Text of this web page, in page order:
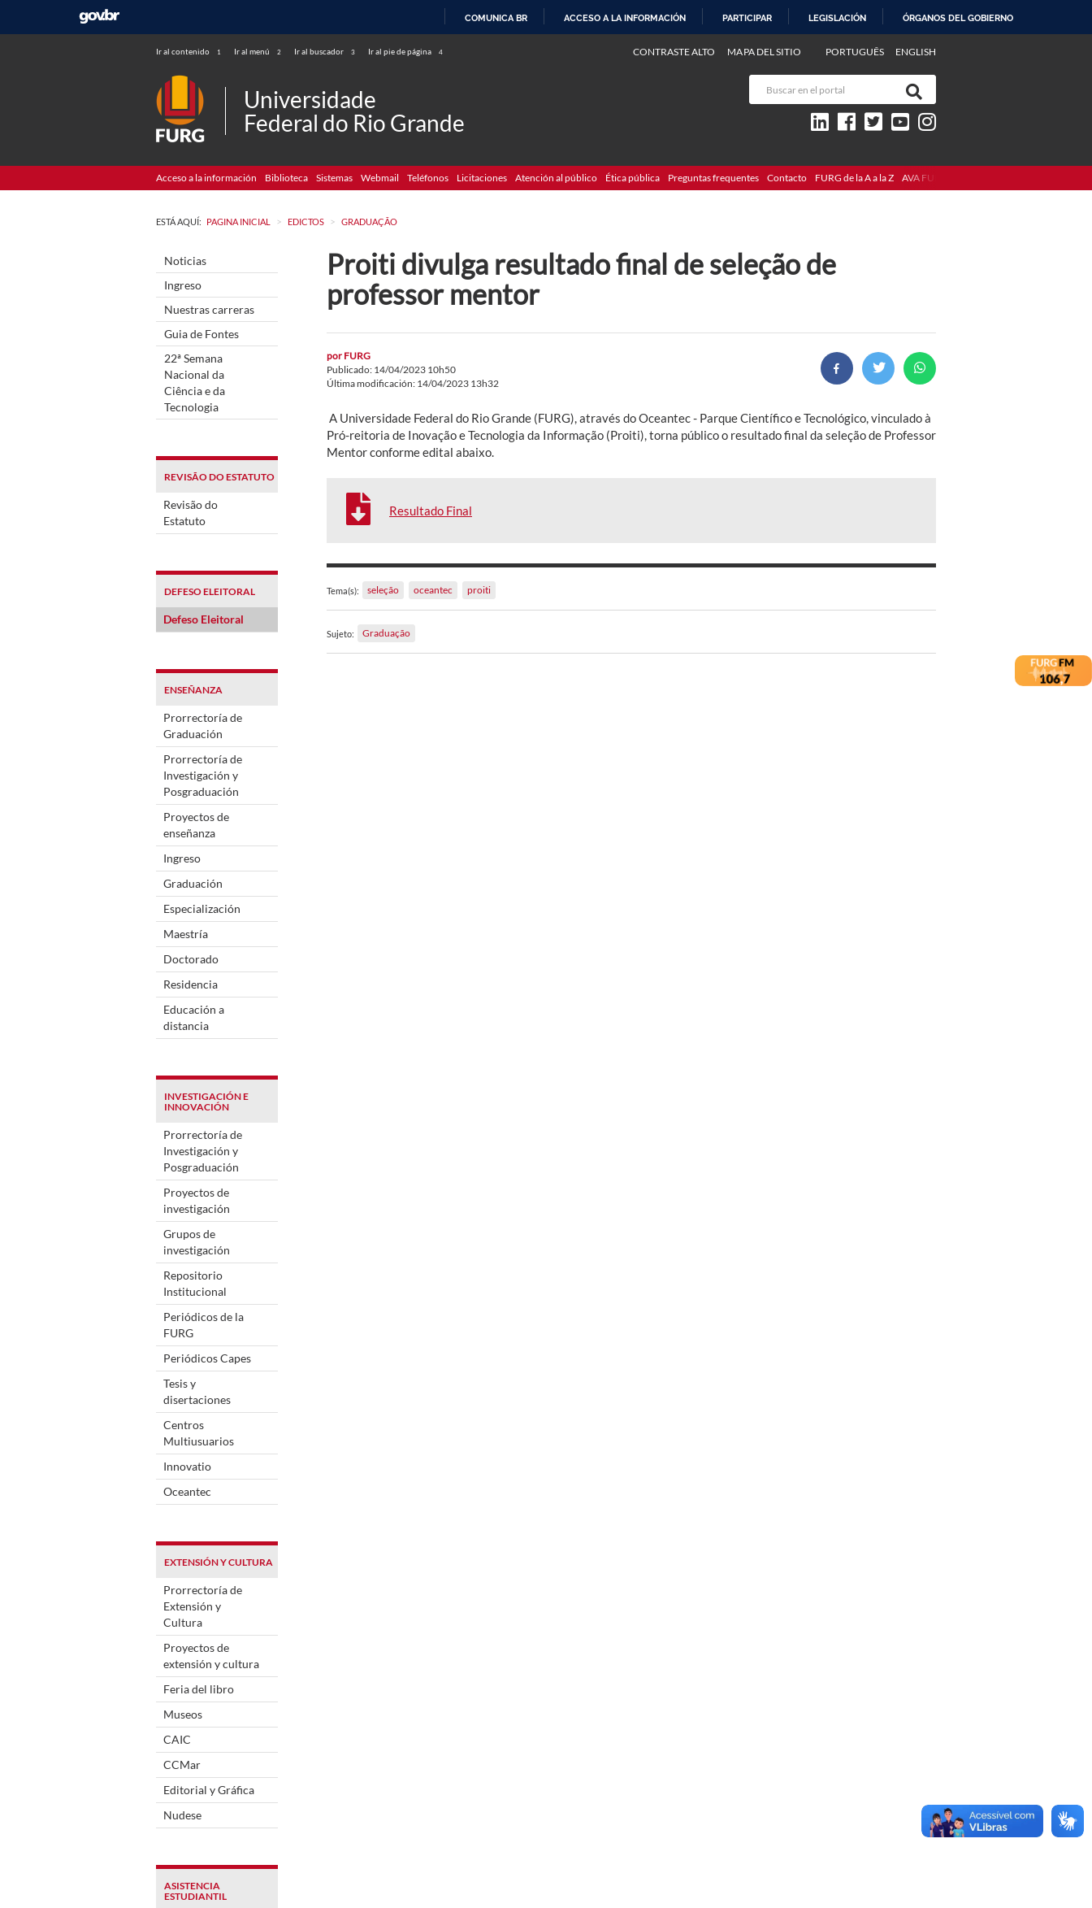
COMUNICA BR ACCESO A LA INFORMACIÓN PARTICIPAR LEGISLACIÓN ÓRGANOS DEL GOBIERNO
Ir al contenido 1 Ir al menú 2 Ir al buscador 3 Ir al pie de página 4 PORTUGUÊS ENGLISH
CONTRASTE ALTO MAPA DEL SITIO
Universidade
Federal do Rio Grande
Acceso a la información Biblioteca Sistemas Webmail Teléfonos Licitaciones Atención al público Ética pública Preguntas frequentes Contacto FURG de la A a la Z AVA FURG
ESTÁ AQUÍ: PAGINA INICIAL > EDICTOS > GRADUAÇÃO
Noticias
Ingreso
Nuestras carreras
Guia de Fontes
22ª Semana
Nacional da
Ciência e da
Tecnologia
REVISÃO DO ESTATUTO
Revisão do
Estatuto
DEFESO ELEITORAL
Defeso Eleitoral
ENSEÑANZA
Prorrectoría de
Graduación
Prorrectoría de
Investigación y
Posgraduación
Proyectos de
enseñanza
Ingreso
Graduación
Especialización
Maestría
Doctorado
Residencia
Educación a
distancia
INVESTIGACIÓN E
INNOVACIÓN
Prorrectoría de
Investigación y
Posgraduación
Proyectos de
investigación
Grupos de
investigación
Repositorio
Institucional
Periódicos de la
FURG
Periódicos Capes
Tesis y
disertaciones
Centros
Multiusuarios
Innovatio
Oceantec
EXTENSIÓN Y CULTURA
Prorrectoría de
Extensión y
Cultura
Proyectos de
extensión y cultura
Feria del libro
Museos
CAIC
CCMar
Editorial y Gráfica
Nudese
ASISTENCIA
ESTUDIANTIL
Proiti divulga resultado final de seleção de
professor mentor
por FURG
Publicado: 14/04/2023 10h50
Última modificación: 14/04/2023 13h32
A Universidade Federal do Rio Grande (FURG), através do Oceantec - Parque Científico e Tecnológico, vinculado à
Pró-reitoria de Inovação e Tecnologia da Informação (Proiti), torna público o resultado final da seleção de Professor
Mentor conforme edital abaixo.
Resultado Final
Tema(s): seleção oceantec proiti
Sujeto: Graduação